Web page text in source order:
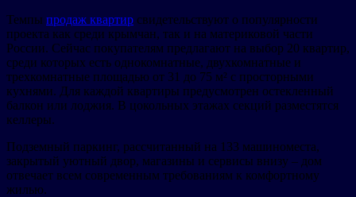
Темпы продаж квартир свидетельствуют о популярности
проекта как среди крымчан, так и на материковой части
России. Сейчас покупателям предлагают на выбор 20 квартир,
среди которых есть однокомнатные, двухкомнатные и
трехкомнатные площадью от 31 до 75 м² с просторными
кухнями. Для каждой квартиры предусмотрен остекленный
балкон или лоджия. В цокольных этажах секций разместятся
келлеры.
Подземный паркинг, рассчитанный на 133 машиноместа,
закрытый уютный двор, магазины и сервисы внизу – дом
отвечает всем современным требованиям к комфортному
жилью.